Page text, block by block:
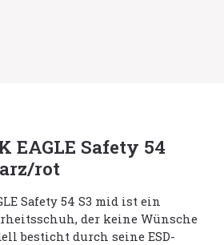
EAGLE Safety 54
rot
Safety 54 S3 mid ist ein
der keine Wünsche
besticht durch seine ESD-